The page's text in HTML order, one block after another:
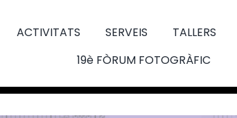
ACTIVITATS SERVEIS TALLERS
19è FÒRUM FOTOGRÀFIC